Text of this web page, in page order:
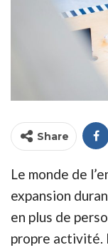
Share
Le monde de
expansion
en plus de
propre activité.